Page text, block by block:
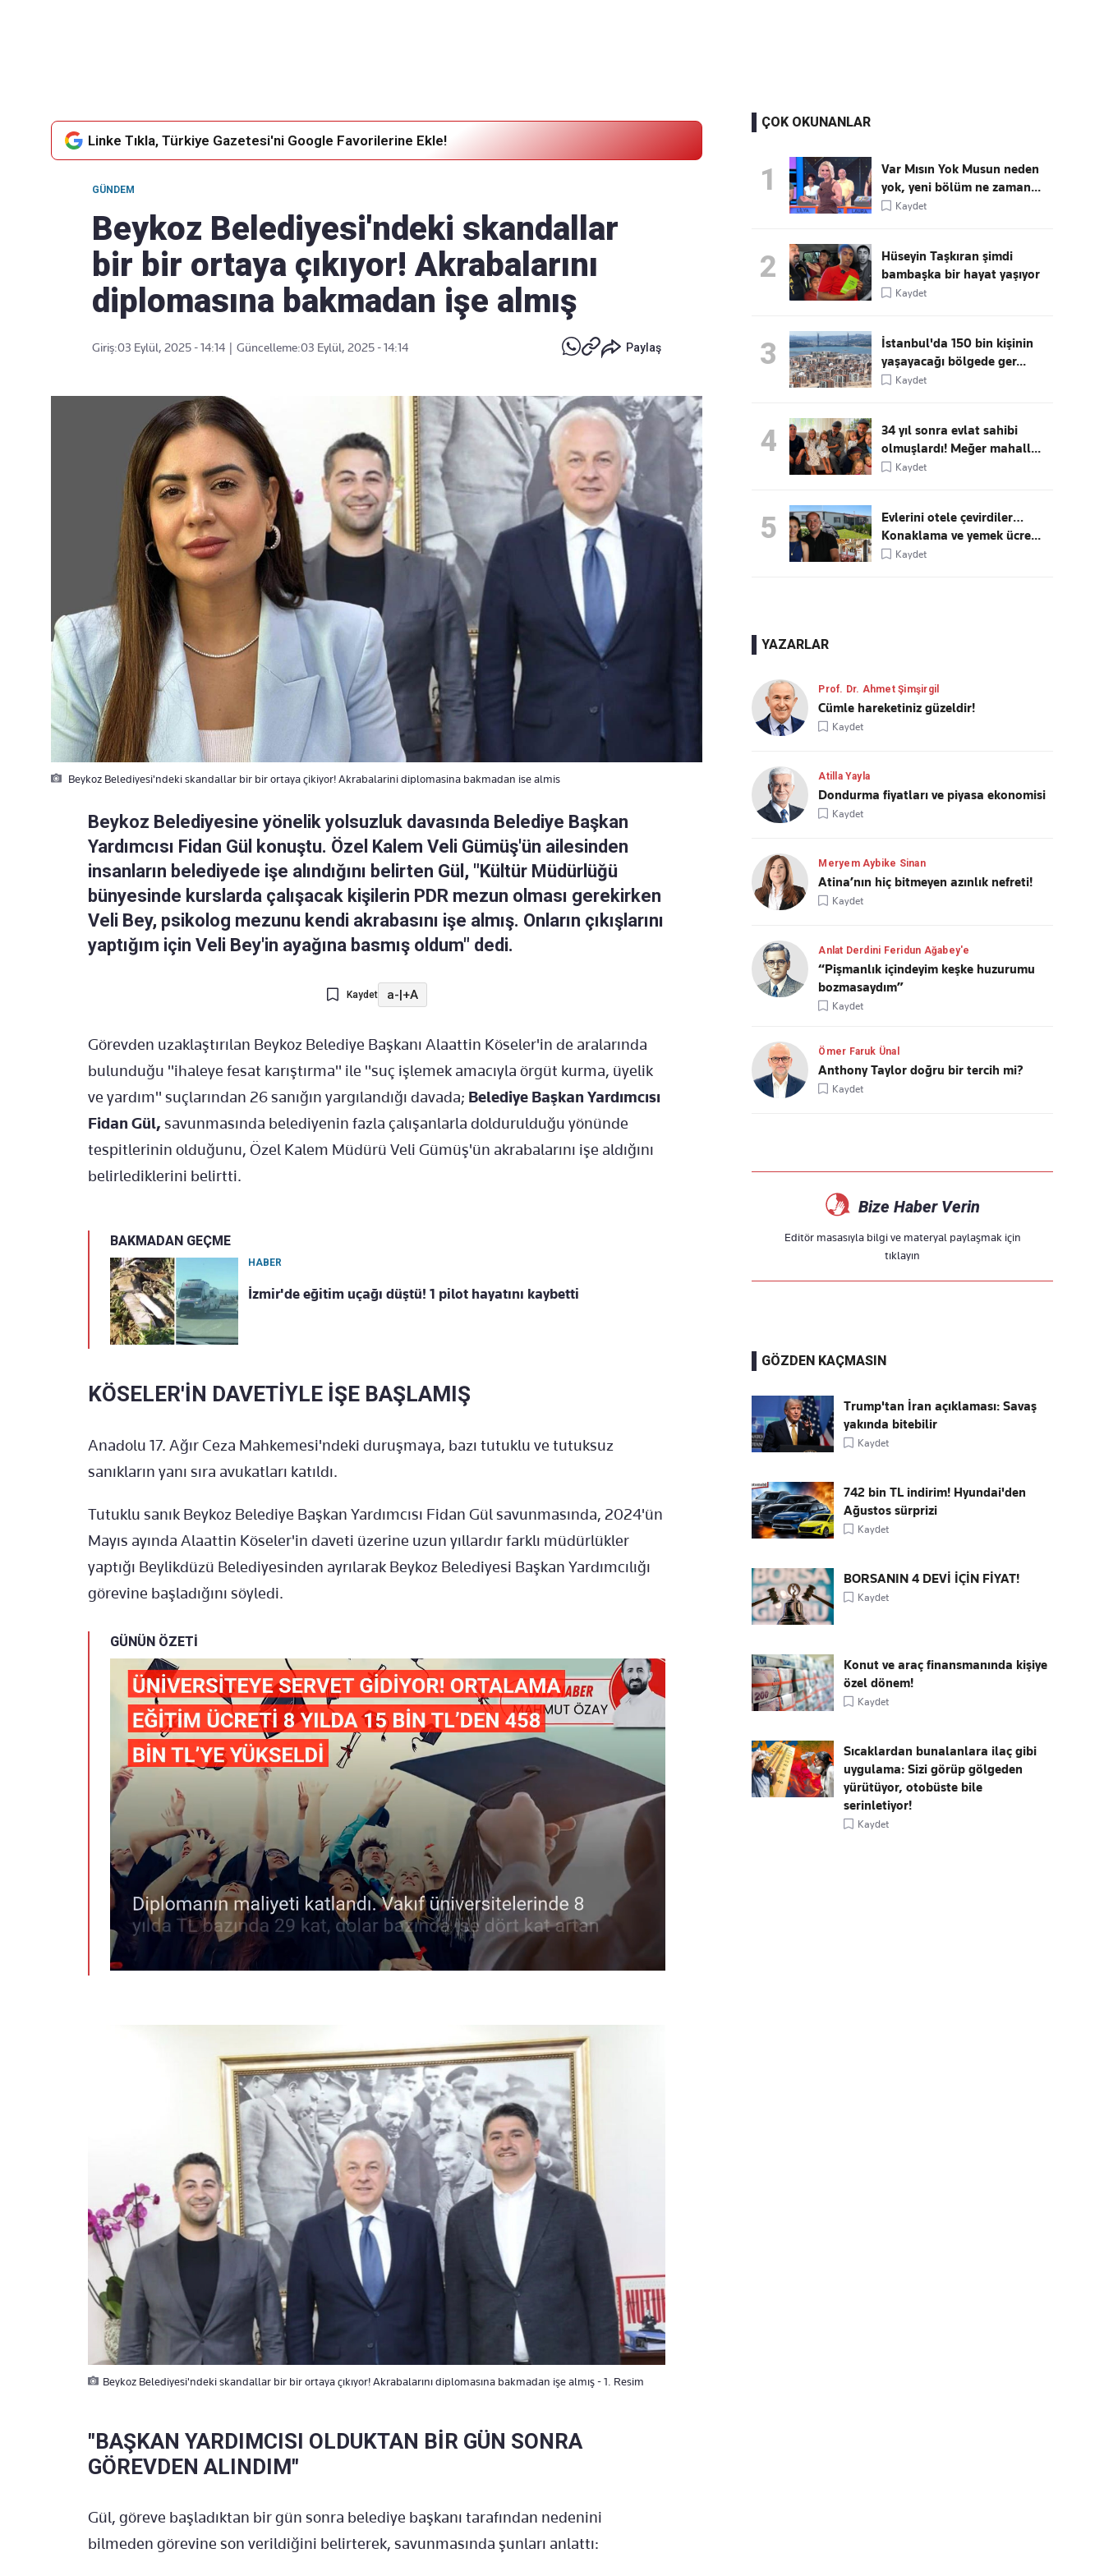
Linke Tıkla, Türkiye Gazetesi'ni Google Favorilerine Ekle!
GÜNDEM
Beykoz Belediyesi'ndeki skandallar
bir bir ortaya çıkıyor! Akrabalarını
diplomasına bakmadan işe almış
Giriş:03 Eylül, 2025 - 14:14 Güncelleme:03 Eylül, 2025 - 14:14 Paylaş
Beykoz Belediyesi'ndeki skandallar bir bir ortaya çikiyor! Akrabalarini diplomasina bakmadan ise almis
Beykoz Belediyesine yönelik yolsuzluk davasında Belediye Başkan
Yardımcısı Fidan Gül konuştu. Özel Kalem Veli Gümüş'ün ailesinden
insanların belediyede işe alındığını belirten Gül, "Kültür Müdürlüğü
bünyesinde kurslarda çalışacak kişilerin PDR mezun olması gerekirken
Veli Bey, psikolog mezunu kendi akrabasını işe almış. Onların çıkışlarını
yaptığım için Veli Bey'in ayağına basmış oldum" dedi.
Kaydet a-|+A
Görevden uzaklaştırılan Beykoz Belediye Başkanı Alaattin Köseler'in de aralarında
bulunduğu "ihaleye fesat karıştırma" ile "suç işlemek amacıyla örgüt kurma, üyelik
ve yardım" suçlarından 26 sanığın yargılandığı davada; Belediye Başkan Yardımcısı
Fidan Gül, savunmasında belediyenin fazla çalışanlarla doldurulduğu yönünde
tespitlerinin olduğunu, Özel Kalem Müdürü Veli Gümüş'ün akrabalarını işe aldığını
belirlediklerini belirtti.
BAKMADAN GEÇME
HABER
İzmir'de eğitim uçağı düştü! 1 pilot hayatını kaybetti
KÖSELER'İN DAVETİYLE İŞE BAŞLAMIŞ
Anadolu 17. Ağır Ceza Mahkemesi'ndeki duruşmaya, bazı tutuklu ve tutuksuz
sanıkların yanı sıra avukatları katıldı.
Tutuklu sanık Beykoz Belediye Başkan Yardımcısı Fidan Gül savunmasında, 2024'ün
Mayıs ayında Alaattin Köseler'in daveti üzerine uzun yıllardır farklı müdürlükler
yaptığı Beylikdüzü Belediyesinden ayrılarak Beykoz Belediyesi Başkan Yardımcılığı
görevine başladığını söyledi.
GÜNÜN ÖZETİ
Beykoz Belediyesi'ndeki skandallar bir bir ortaya çıkıyor! Akrabalarını diplomasına bakmadan işe almış - 1. Resim
"BAŞKAN YARDIMCISI OLDUKTAN BİR GÜN SONRA
GÖREVDEN ALINDIM"
Gül, göreve başladıktan bir gün sonra belediye başkanı tarafından nedenini
bilmeden görevine son verildiğini belirterek, savunmasında şunları anlattı:
ÇOK OKUNANLAR
1
Var Mısın Yok Musun neden
yok, yeni bölüm ne zaman...
Kaydet
2
Hüseyin Taşkıran şimdi
bambaşka bir hayat yaşıyor
Kaydet
3
İstanbul'da 150 bin kişinin
yaşayacağı bölgede ger...
Kaydet
4
34 yıl sonra evlat sahibi
olmuşlardı! Meğer mahall...
Kaydet
5
Evlerini otele çevirdiler…
Konaklama ve yemek ücre...
Kaydet
YAZARLAR
Prof. Dr. Ahmet Şimşirgil
Cümle hareketiniz güzeldir!
Kaydet
Atilla Yayla
Dondurma fiyatları ve piyasa ekonomisi
Kaydet
Meryem Aybike Sinan
Atina’nın hiç bitmeyen azınlık nefreti!
Kaydet
Anlat Derdini Feridun Ağabey'e
“Pişmanlık içindeyim keşke huzurumu
bozmasaydım”
Kaydet
Ömer Faruk Ünal
Anthony Taylor doğru bir tercih mi?
Kaydet
Bize Haber Verin
Editör masasıyla bilgi ve materyal paylaşmak için
tıklayın
GÖZDEN KAÇMASIN
Trump'tan İran açıklaması: Savaş
yakında bitebilir
Kaydet
742 bin TL indirim! Hyundai'den
Ağustos sürprizi
Kaydet
BORSANIN 4 DEVİ İÇİN FİYAT!
Kaydet
Konut ve araç finansmanında kişiye
özel dönem!
Kaydet
Sıcaklardan bunalanlara ilaç gibi
uygulama: Sizi görüp gölgeden
yürütüyor, otobüste bile
serinletiyor!
Kaydet